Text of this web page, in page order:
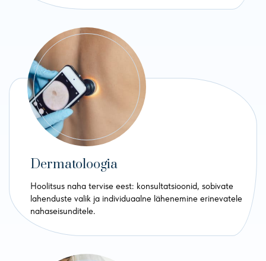
Dermatoloogia
Hoolitsus naha tervise eest: konsultatsioonid, sobivate
lahenduste valik ja individuaalne lähenemine erinevatele
nahaseisunditele.